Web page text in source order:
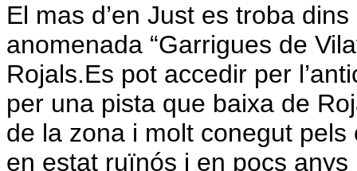
El mas d’en Just es troba
anomenada “Garrigues de
Rojals.Es pot accedir per
per una pista que baixa de
de la zona i molt conegut
en estat ruïnós i en pocs